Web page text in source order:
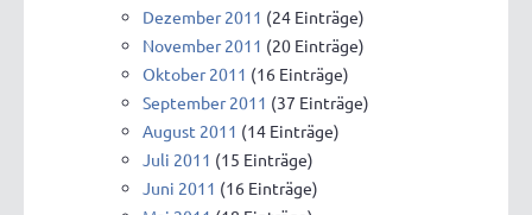
Dezember 2011 (24 Einträge)
November 2011 (20 Einträge)
Oktober 2011 (16 Einträge)
September 2011 (37 Einträge)
August 2011 (14 Einträge)
Juli 2011 (15 Einträge)
Juni 2011 (16 Einträge)